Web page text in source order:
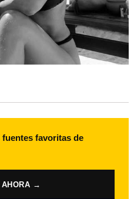
favoritas de
AHORA →